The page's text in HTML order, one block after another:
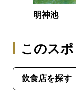
明神池
このス
飲食店を探す